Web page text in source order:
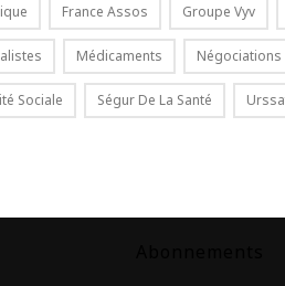
France Assos Groupe Vyv
Médicaments Négociations
Sociale Ségur De La Santé